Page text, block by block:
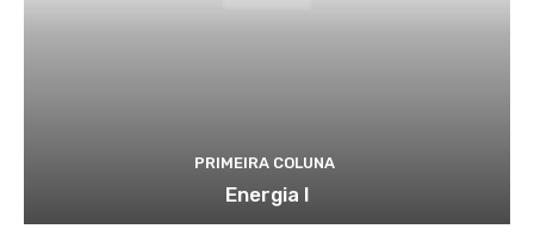
PRIMEIRA COLUNA
Energia I